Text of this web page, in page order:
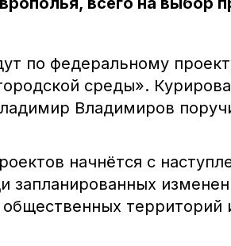
по федеральному
среды».
Владимиров
начнётся с
запланированных
общественных территорий